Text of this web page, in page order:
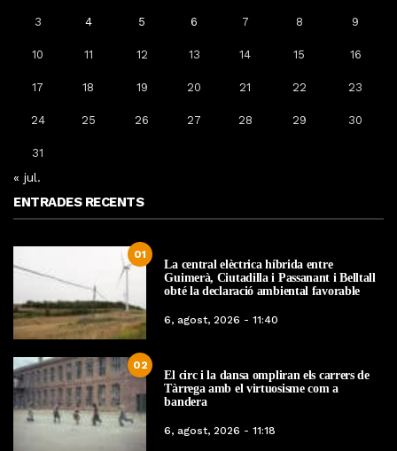
3 4 5 6 7 8 9
10 11 12 13 14 15 16
17 18 19 20 21 22 23
24 25 26 27 28 29 30
31
« jul.
ENTRADES RECENTS
01
La central elèctrica híbrida entre
Guimerà, Ciutadilla i Passanant i Belltall
obté la declaració ambiental favorable
6, agost, 2026 - 11:40
02
El circ i la dansa ompliran els carrers de
Tàrrega amb el virtuosisme com a
bandera
6, agost, 2026 - 11:18